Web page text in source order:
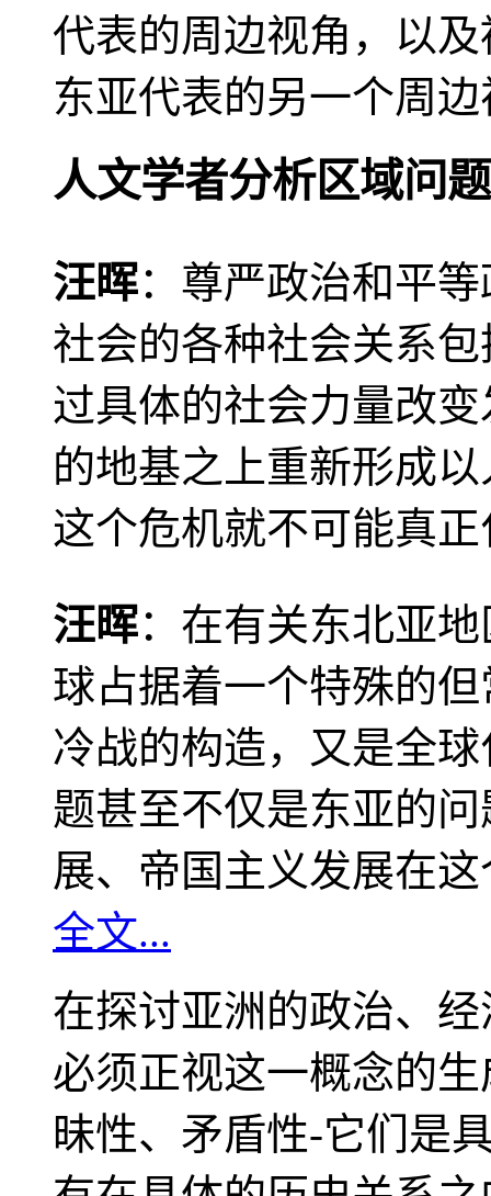
代表的周边视角，以
东亚代表的另一个周
人文学者分析区域问题
汪晖：尊严政治和平
社会的各种社会关系
过具体的社会力量改
的地基之上重新形成
这个危机就不可能真
汪晖：在有关东北亚
球占据着一个特殊的
冷战的构造，又是全
题甚至不仅是东亚的
展、帝国主义发展在
全文...
在探讨亚洲的政治、
必须正视这一概念的
昧性、矛盾性-它们是